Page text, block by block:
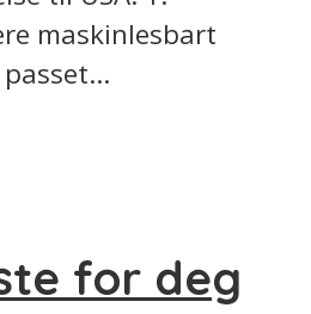
maskinlesbart
for deg